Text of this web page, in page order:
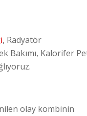
, Radyatör
Bakımı, Kalorifer
olay kombinin